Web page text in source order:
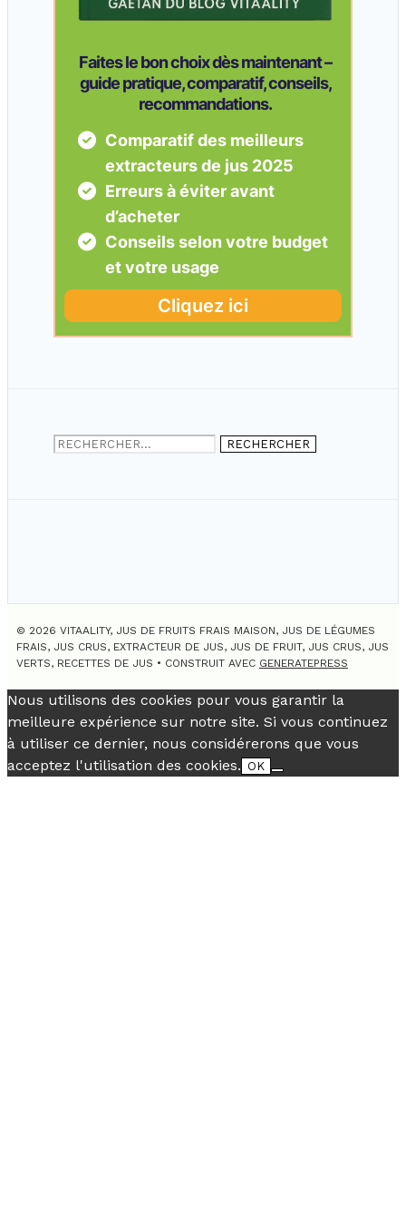
Rechercher :
© 2026 VITAALITY, JUS DE FRUITS FRAIS MAISON, JUS DE LÉGUMES
FRAIS, JUS CRUS, EXTRACTEUR DE JUS, JUS DE FRUIT, JUS CRUS, JUS
VERTS, RECETTES DE JUS • CONSTRUIT AVEC GENERATEPRESS
Nous utilisons des cookies pour vous garantir la
meilleure expérience sur notre site. Si vous continuez
à utiliser ce dernier, nous considérerons que vous
acceptez l'utilisation des cookies. OK